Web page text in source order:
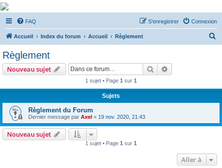
De Musicae Militari -
Forums
Forums de discussions
FAQ Connexion
S’enregistrer
Accueil Index du forum Accueil Règlement
Règlement
Nouveau sujet Rechercher
1 sujet • Page 1 sur 1
Sujets
Règlement du Forum
Dernier message par Axel « 19 nov. 2020, 21:43
Nouveau sujet
1 sujet • Page 1 sur 1
Aller à